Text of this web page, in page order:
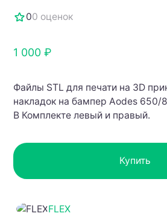
00 оценок
1 000 ₽
Файлы STL для печати на 3D
накладок на бампер Aodes 650/
В Комплекте левый и правый.
Купить
FLEX